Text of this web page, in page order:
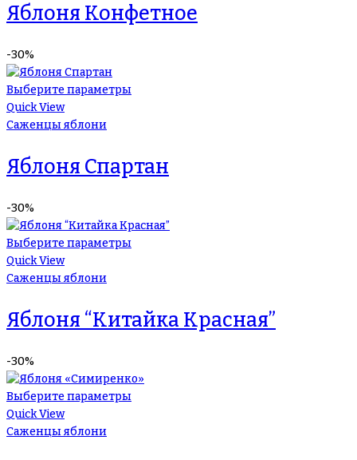
Яблоня Конфетное
-30%
Выберите параметры
Quick View
Саженцы яблони
Яблоня Спартан
-30%
Выберите параметры
Quick View
Саженцы яблони
Яблоня “Китайка Красная”
-30%
Выберите параметры
Quick View
Саженцы яблони